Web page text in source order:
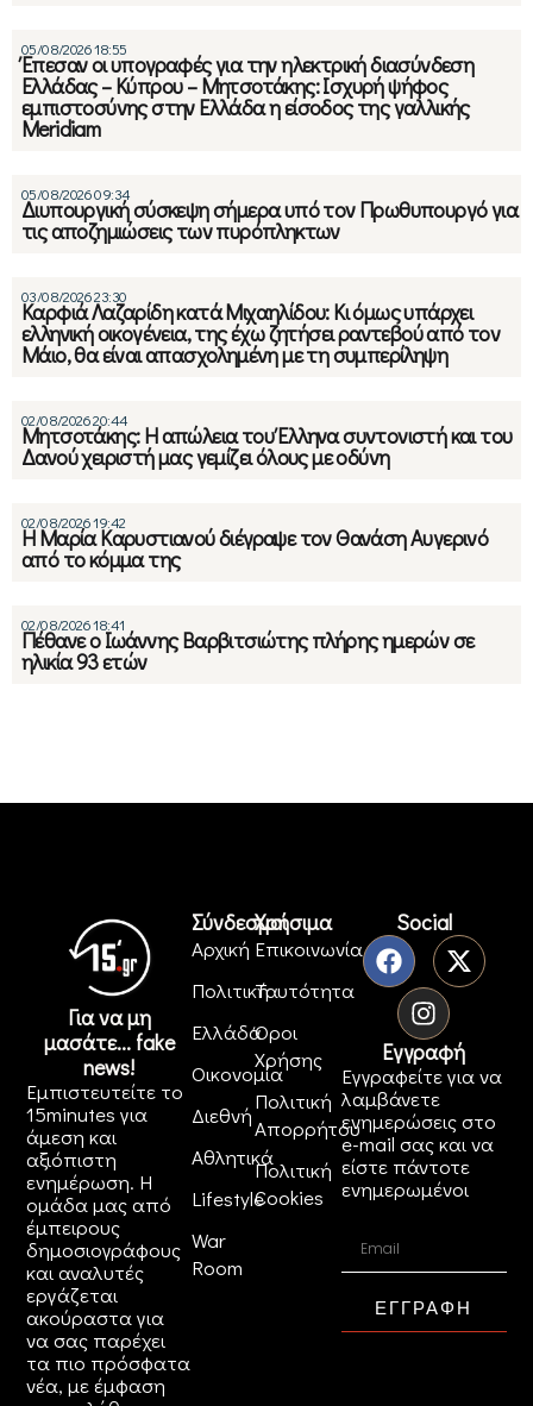
05/08/2026 18:55
Έπεσαν οι υπογραφές για την ηλεκτρική διασύνδεση
Ελλάδας – Κύπρου – Μητσοτάκης: Ισχυρή ψήφος
εμπιστοσύνης στην Ελλάδα η είσοδος της γαλλικής
Meridiam
05/08/2026 09:34
Διυπουργική σύσκεψη σήμερα υπό τον Πρωθυπουργό για
τις αποζημιώσεις των πυρόπληκτων
03/08/2026 23:30
Καρφιά Λαζαρίδη κατά Μιχαηλίδου: Κι όμως υπάρχει
ελληνική οικογένεια, της έχω ζητήσει ραντεβού από τον
Μάιο, θα είναι απασχολημένη με τη συμπερίληψη
02/08/2026 20:44
Μητσοτάκης: Η απώλεια του Έλληνα συντονιστή και του
Δανού χειριστή μας γεμίζει όλους με οδύνη
02/08/2026 19:42
Η Μαρία Καρυστιανού διέγραψε τον Θανάση Αυγερινό
από το κόμμα της
02/08/2026 18:41
Πέθανε ο Ιωάννης Βαρβιτσιώτης πλήρης ημερών σε
ηλικία 93 ετών
Για να μη
μασάτε... fake
news!
Εμπιστευτείτε το
15minutes για
άμεση και
αξιόπιστη
ενημέρωση. Η
ομάδα μας από
έμπειρους
δημοσιογράφους
και αναλυτές
εργάζεται
ακούραστα για
να σας παρέχει
τα πιο πρόσφατα
νέα, με έμφαση
Σύνδεσμοι
Αρχική
Πολιτική
Ελλάδα
Οικονομία
Διεθνή
Αθλητικά
Lifestyle
War
Room
Χρήσιμα
Επικοινωνία
Ταυτότητα
Όροι
Χρήσης
Πολιτική
Απορρήτου
Πολιτική
Cookies
Social
Εγγραφή
Εγγραφείτε για να
λαμβάνετε
ενημερώσεις στο
e-mail σας και να
είστε πάντοτε
ενημερωμένοι
ΕΓΓΡΑΦΗ